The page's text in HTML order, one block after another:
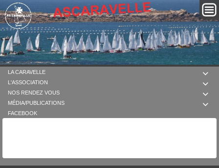

LA CARAVELLE

L'ASSOCIATION

NOS RENDEZ VOUS

MÉDIA/PUBLICATIONS
FACEBOOK